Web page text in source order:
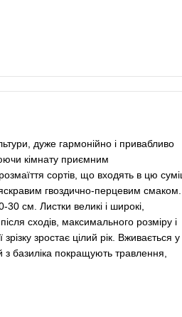
дуже гармонійно і привабливо
кімнату приємним
сортів, що входять в цю
гвоздично-перцевим смаком.
см. Листки великі і широкі,
сходів, максимального розміру і
зростає цілий рік. Вживається у
з базиліка покращують травлення,